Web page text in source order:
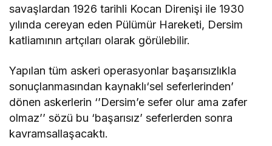
savaşlardan 1926 tarihli Kocan Direnişi ile 1930
yılında cereyan eden Pülümür Hareketi, Dersim
katliamının artçıları olarak görülebilir.
Yapılan tüm askeri operasyonlar başarısızlıkla
sonuçlanmasından kaynaklı‘sel seferlerinden’
dönen askerlerin ‘’Dersim’e sefer olur ama zafer
olmaz’’ sözü bu ‘başarısız’ seferlerden sonra
kavramsallaşacaktı.